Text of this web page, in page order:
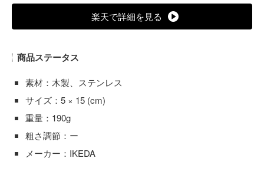
楽天で詳細を見る
商品ステータス
素材：木製、ステンレス
サイズ：5 × 15 (cm)
重量：190g
粗さ調節：ー
メーカー：IKEDA